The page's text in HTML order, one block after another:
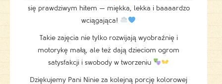
się prawdziwym hitem — miękka, lekka i baaaardzo
wciągająca!
Takie zajęcia nie tylko rozwijają wyobraźnię i
motorykę małą, ale też dają dzieciom ogrom
satysfakcji i swobody w tworzeniu
Dziękujemy Pani Ninie za kolejną porcję kolorowej